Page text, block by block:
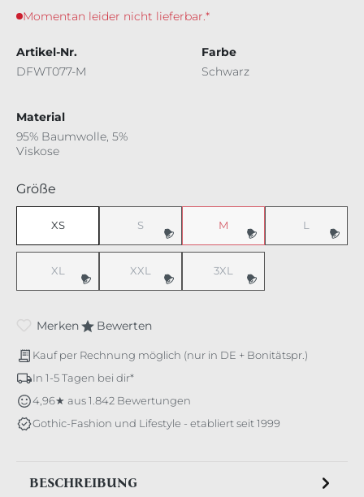
Momentan leider nicht lieferbar.*
Artikel-Nr.
DFWT077-M
Farbe
Schwarz
Material
95% Baumwolle, 5%
Viskose
Größe
XS S(Diese Option ist zurzeit nicht verfügbar.)
M(Diese Option ist zurzeit nicht
L(Diese
XL(Diese Option ist zurzeit nicht verfügbar.)
XXL(Diese Option ist zurzeit nicht verfügbar.)
3XL(Diese Option ist zurzeit nicht
Merken Bewerten
Kauf per Rechnung möglich (nur in DE + Bonitätspr.)
In 1-5 Tagen bei dir*
4,96★ aus 1.842 Bewertungen
Gothic-Fashion und Lifestyle - etabliert seit 1999
BESCHREIBUNG